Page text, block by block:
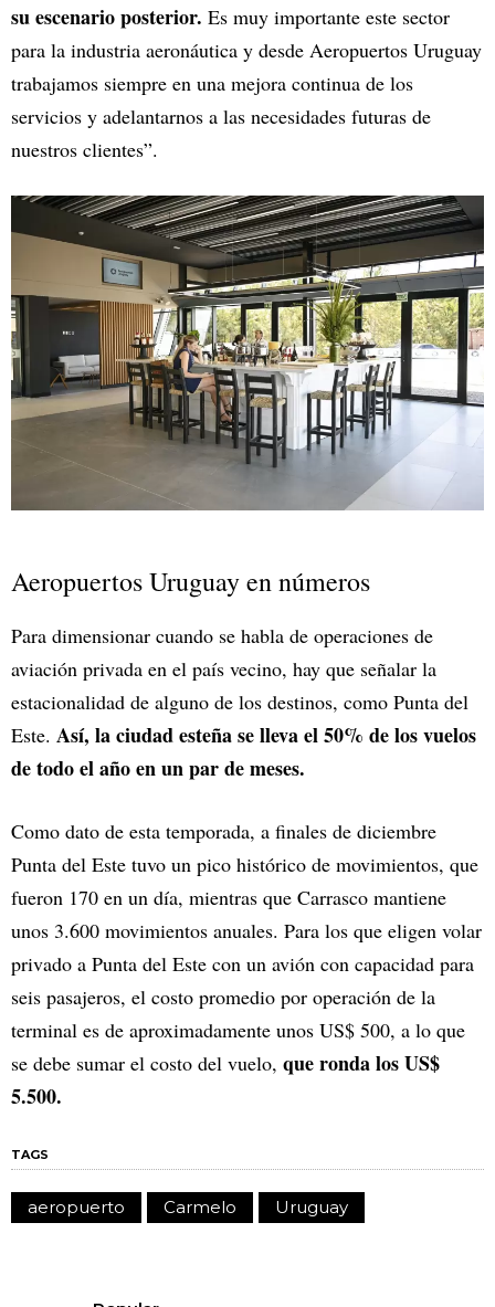
su escenario posterior. Es muy importante este sector
para la industria aeronáutica y desde Aeropuertos Uruguay
trabajamos siempre en una mejora continua de los
servicios y adelantarnos a las necesidades futuras de
nuestros clientes”.
Aeropuertos Uruguay en números
Para dimensionar cuando se habla de operaciones de
aviación privada en el país vecino, hay que señalar la
estacionalidad de alguno de los destinos, como Punta del
Este. Así, la ciudad esteña se lleva el 50% de los vuelos
de todo el año en un par de meses.
Como dato de esta temporada, a finales de diciembre
Punta del Este tuvo un pico histórico de movimientos, que
fueron 170 en un día, mientras que Carrasco mantiene
unos 3.600 movimientos anuales. Para los que eligen volar
privado a Punta del Este con un avión con capacidad para
seis pasajeros, el costo promedio por operación de la
terminal es de aproximadamente unos US$ 500, a lo que
se debe sumar el costo del vuelo, que ronda los US$
5.500.
TAGS
aeropuerto Carmelo Uruguay